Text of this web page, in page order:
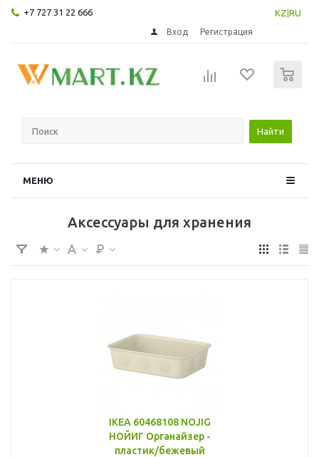
+7 727 31 22 666 KZ RU
Вход Регистрация
Найти
МЕНЮ
Аксессуары для хранения
IKEA 60468108 NOJIG
НОЙИГ Органайзер -
пластик/бежевый